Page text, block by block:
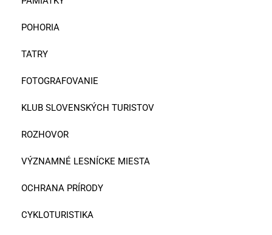
POHORIA
TATRY
FOTOGRAFOVANIE
KLUB SLOVENSKÝCH TURISTOV
ROZHOVOR
VÝZNAMNÉ LESNÍCKE MIESTA
OCHRANA PRÍRODY
CYKLOTURISTIKA